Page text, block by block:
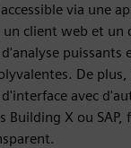
via une
client web et un
puissants
De
avec
Building X ou